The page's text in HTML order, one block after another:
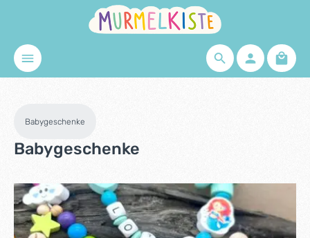
Zum Hauptinhalt springen
Babygeschenke
Babygeschenke